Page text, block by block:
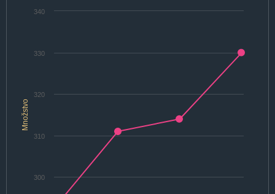
Množstvo
300
310
320
330
340